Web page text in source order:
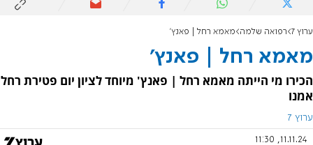
ערוץ 7 רפואה שלמה מאמא רחל | פאנץ'
מאמא רחל | פאנץ'
הכירו מי הייתה מאמא רחל | פאנץ' מיוחד לציון יום פטירת רחל
אמנו
ערוץ 7
11.11.24, 11:30